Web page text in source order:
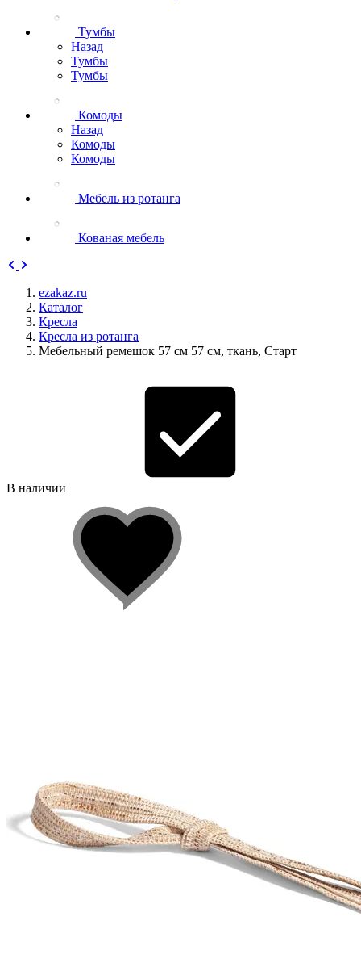
Тумбы
Назад
Тумбы
Тумбы
Комоды
Назад
Комоды
Комоды
Мебель из ротанга
Кованая мебель
ezakaz.ru
Каталог
Кресла
Кресла из ротанга
Мебельный ремешок 57 см 57 см, ткань, Старт
В наличии